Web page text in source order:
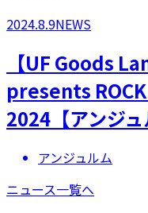
2024.8.9NEWS
【UF Goods
presents
2024【アンジ
アンジュルム
ニュース一覧へ